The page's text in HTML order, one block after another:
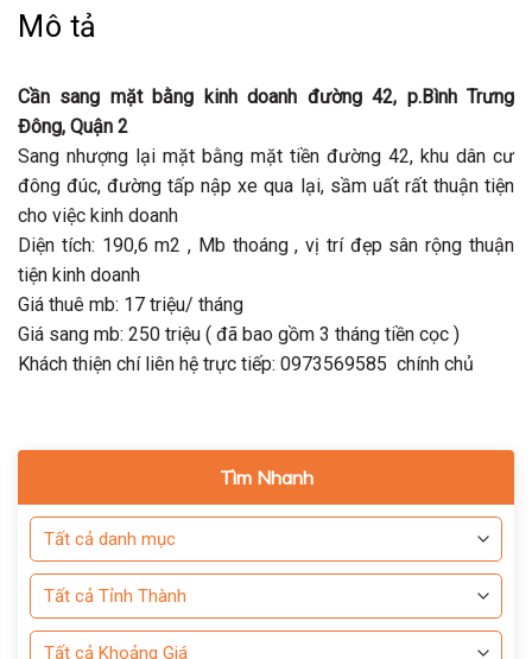
Mô tả
Cần sang mặt bằng kinh doanh đường 42, p.Bình Trưng
Đông, Quận 2
Sang nhượng lại mặt bằng mặt tiền đường 42, khu dân cư
đông đúc, đường tấp nập xe qua lại, sầm uất rất thuận tiện
cho việc kinh doanh
Diện tích: 190,6 m2 , Mb thoáng , vị trí đẹp sân rộng thuận
tiện kinh doanh
Giá thuê mb: 17 triệu/ tháng
Giá sang mb: 250 triệu ( đã bao gồm 3 tháng tiền cọc )
Khách thiện chí liên hệ trực tiếp: 0973569585 chính chủ
Tìm Nhanh